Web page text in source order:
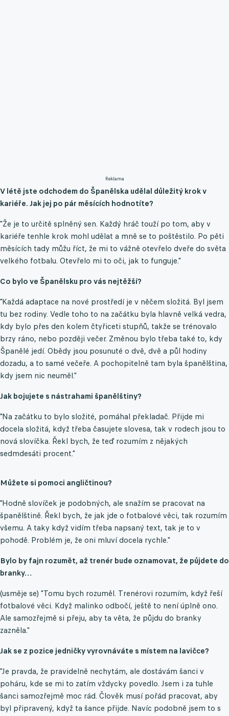
Reklama
V létě jste odchodem do Španělska udělal důležitý krok v
kariéře. Jak jej po pár měsících hodnotíte?
"Že je to určitě splněný sen. Každý hráč touží po tom, aby v
kariéře tenhle krok mohl udělat a mně se to poštěstilo. Po pěti
měsících tady můžu říct, že mi to vážně otevřelo dveře do světa
velkého fotbalu. Otevřelo mi to oči, jak to funguje."
Co bylo ve Španělsku pro vás nejtěžší?
"Každá adaptace na nové prostředí je v něčem složitá. Byl jsem
tu bez rodiny. Vedle toho to na začátku byla hlavně velká vedra,
kdy bylo přes den kolem čtyřiceti stupňů, takže se trénovalo
brzy ráno, nebo později večer. Změnou bylo třeba také to, kdy
Španělé jedí. Obědy jsou posunuté o dvě, dvě a půl hodiny
dozadu, a to samé večeře. A pochopitelně tam byla španělština,
kdy jsem nic neuměl."
Jak bojujete s nástrahami španělštiny?
"Na začátku to bylo složité, pomáhal překladač. Přijde mi
docela složitá, když třeba časujete slovesa, tak v rodech jsou to
nová slovíčka. Řekl bych, že teď rozumím z nějakých
sedmdesáti procent."
Můžete si pomoci angličtinou?
"Hodně slovíček je podobných, ale snažím se pracovat na
španělštině. Řekl bych, že jak jde o fotbalové věci, tak rozumím
všemu. A taky když vidím třeba napsaný text, tak je to v
pohodě. Problém je, že oni mluví docela rychle."
Bylo by fajn rozumět, až trenér bude oznamovat, že půjdete do
branky…
(usměje se) "Tomu bych rozuměl. Trenérovi rozumím, když řeší
fotbalové věci. Když malinko odbočí, ještě to není úplně ono.
Ale samozřejmě si přeju, aby ta věta, že půjdu do branky
zazněla."
Jak se z pozice jedničky vyrovnáváte s místem na lavičce?
"Je pravda, že pravidelně nechytám, ale dostávám šanci v
poháru, kde se mi to zatím vždycky povedlo. Jsem i za tuhle
šanci samozřejmě moc rád. Člověk musí pořád pracovat, aby
byl připravený, když ta šance přijde. Navíc podobně jsem to s